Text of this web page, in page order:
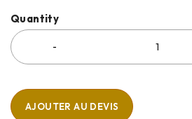
Quantity
AJOUTER AU DEVIS